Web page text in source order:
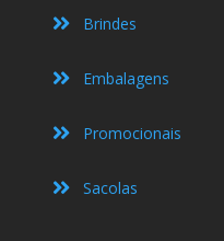
Brindes
Embalagens
Promocionais
Sacolas